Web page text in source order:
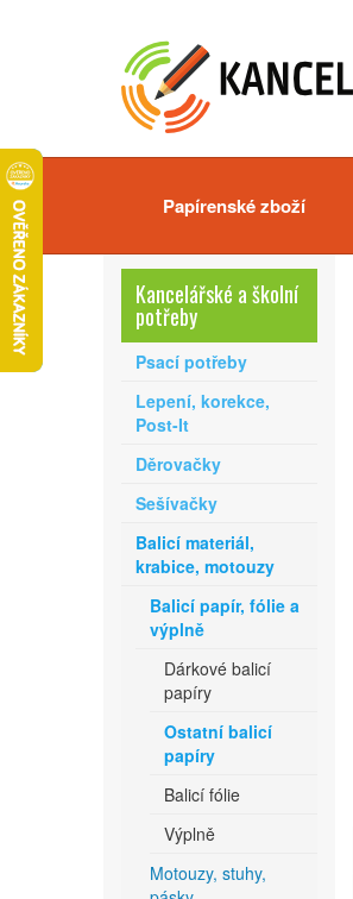
Papírenské zboží
Kancelářské a školní
potřeby
Psací potřeby
Lepení, korekce,
Post-It
Děrovačky
Sešívačky
Balicí materiál,
krabice, motouzy
Balicí papír, fólie a
výplně
Dárkové balicí
papíry
Ostatní balicí
papíry
Balicí fólie
Výplně
Motouzy, stuhy,